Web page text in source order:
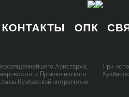
КОНТАКТЫ ОПК
Ари­стар­ха,
и Про­ко­пьев­ско­го,
Куз­бас­ской мит­ро­по­лии
При